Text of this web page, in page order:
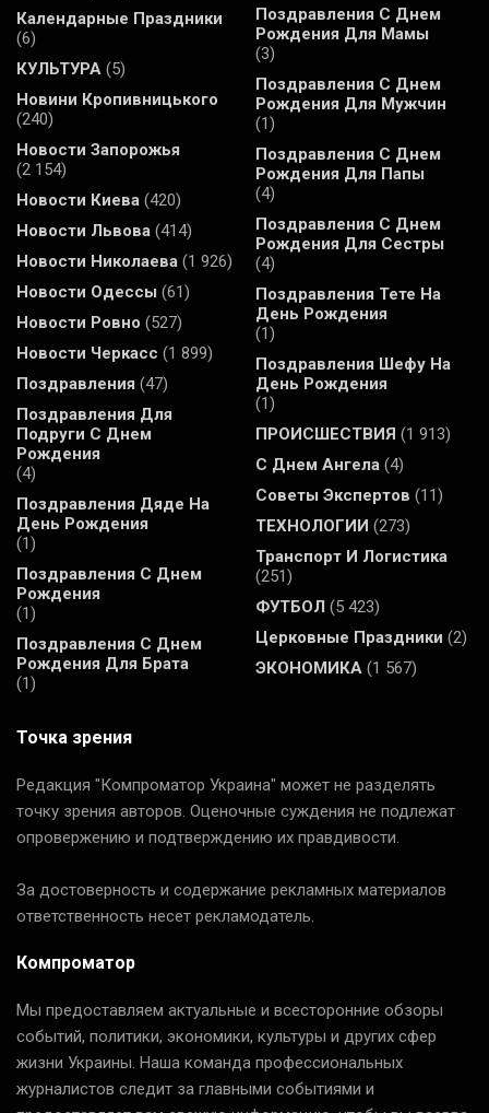
Календарные Праздники
(6)
КУЛЬТУРА (5)
Новини Кропивницького
(240)
Новости Запорожья
(2 154)
Новости Киева (420)
Новости Львова (414)
Новости Николаева (1 926)
Новости Одессы (61)
Новости Ровно (527)
Новости Черкасс (1 899)
Поздравления (47)
Поздравления Для
Подруги С Днем
Рождения
(4)
Поздравления Дяде На
День Рождения
(1)
Поздравления С Днем
Рождения
(1)
Поздравления С Днем
Рождения Для Брата
(1)
Поздравления С Днем
Рождения Для Мамы
(3)
Поздравления С Днем
Рождения Для Мужчин
(1)
Поздравления С Днем
Рождения Для Папы
(4)
Поздравления С Днем
Рождения Для Сестры
(4)
Поздравления Тете На
День Рождения
(1)
Поздравления Шефу На
День Рождения
(1)
ПРОИСШЕСТВИЯ (1 913)
С Днем Ангела (4)
Советы Экспертов (11)
ТЕХНОЛОГИИ (273)
Транспорт И Логистика
(251)
ФУТБОЛ (5 423)
Церковные Праздники (2)
ЭКОНОМИКА (1 567)
Точка зрения
Редакция "Компроматор Украина" может не разделять
точку зрения авторов. Оценочные суждения не подлежат
опровержению и подтверждению их правдивости.
За достоверность и содержание рекламных материалов
ответственность несет рекламодатель.
Компроматор
Мы предоставляем актуальные и всесторонние обзоры
событий, политики, экономики, культуры и других сфер
жизни Украины. Наша команда профессиональных
журналистов следит за главными событиями и